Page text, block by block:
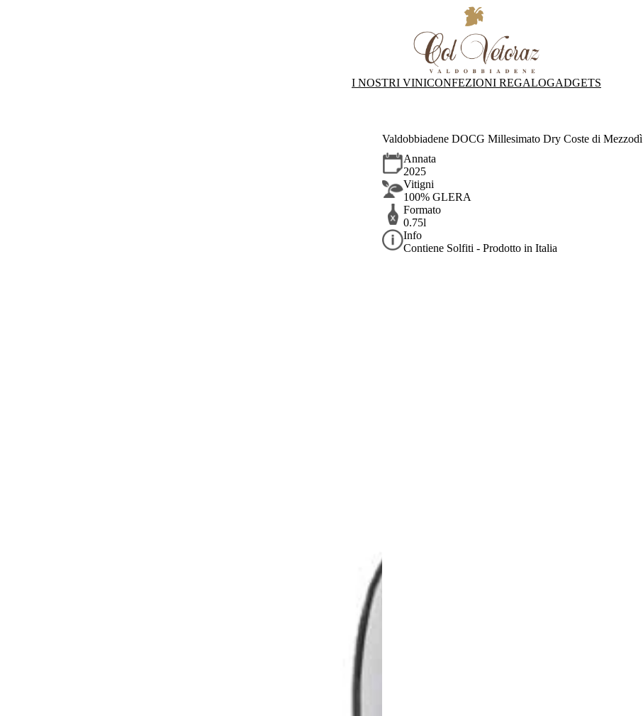
I NOSTRI VINICONFEZIONI REGALOGADGETS
Valdobbiadene DOCG Millesimato Dry Coste di Mezzodì
Annata
2025
Vitigni
100% GLERA
Formato
0.75l
Info
Contiene Solfiti - Prodotto in Italia